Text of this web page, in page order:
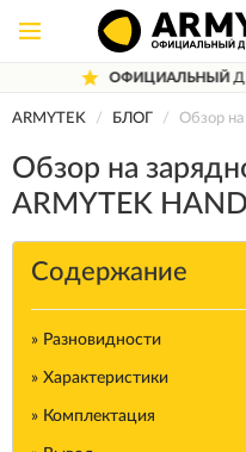
ARMYTEK БЛОГ Обзор на
Обзор на
ARMYTEK
Содержание
» Разновидности
» Характеристики
» Комплектация